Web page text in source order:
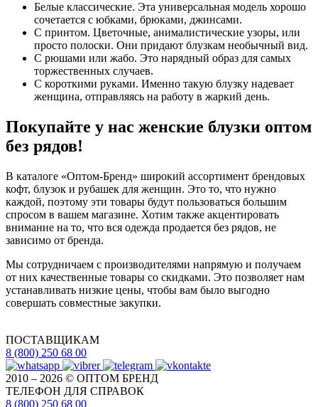
Белые классические. Эта универсальная модель хорошо
сочетается с юбками, брюками, джинсами.
С принтом. Цветочные, анималистические узоры, или
просто полоски. Они придают блузкам необычный вид.
С рюшами или жабо. Это нарядный образ для самых
торжественных случаев.
С короткими руками. Именно такую блузку надевает
женщина, отправляясь на работу в жаркий день.
Покупайте у нас женские блузки оптом
без рядов!
В каталоге «Оптом-Бренд» широкий ассортимент брендовых
кофт, блузок и рубашек для женщин. Это то, что нужно
каждой, поэтому эти товары будут пользоваться большим
спросом в вашем магазине. Хотим также акцентировать
внимание на то, что вся одежда продается без рядов, не
зависимо от бренда.
Мы сотрудничаем с производителями напрямую и получаем
от них качественные товары со скидками. Это позволяет нам
устанавливать низкие цены, чтобы вам было выгодно
совершать совместные закупки.
ПОСТАВЩИКАМ
8 (800) 250 68 00
2010 – 2026 © ОПТОМ БРЕНД
ТЕЛЕФОН ДЛЯ СПРАВОК
8 (800) 250 68 00